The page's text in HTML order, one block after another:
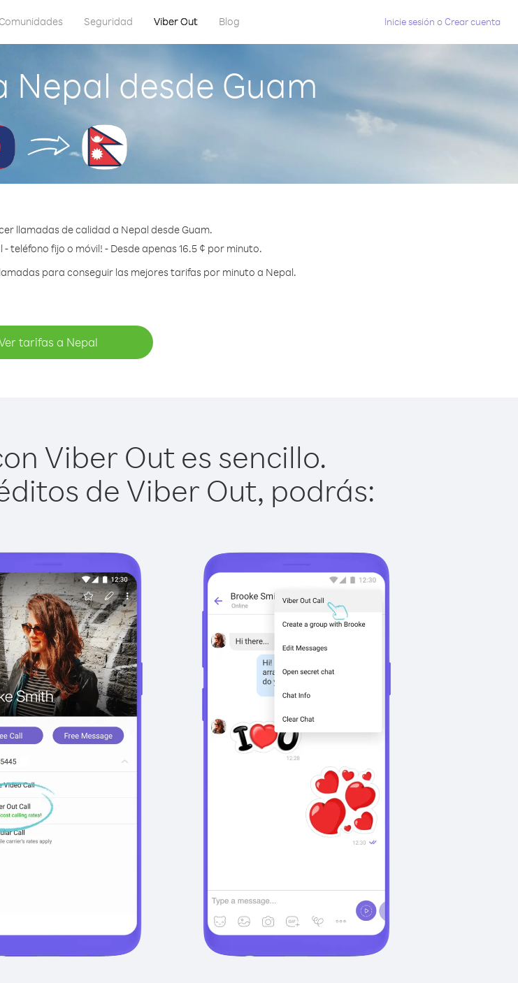
Comunidades Seguridad Viber Out Blog Inicie sesión oCrear cuenta
Nepal desde Guam
llamadas de calidad a Nepal desde Guam.
teléfono fijo o móvil! - Desde apenas 16.5 ¢ por minuto.
para conseguir las mejores tarifas por minuto a Nepal.
tarifas a Nepal
Viber Out es sencillo.
de Viber Out, podrás: